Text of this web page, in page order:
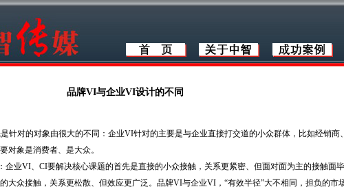
品牌VI与企业VI设计的不同
对的对象由很大的不同：企业VI针对的主要是与企业直接打交道的小众群体，比如经销商
象是消费者、是大众。
业VI、CI要解决核心课题的首先是直接的小众接触，关系更紧密、但面对面为主的接触面毕
大众接触，关系更松散、但效应更广泛。品牌VI与企业VI，“有效半径”大不相同，担负的市